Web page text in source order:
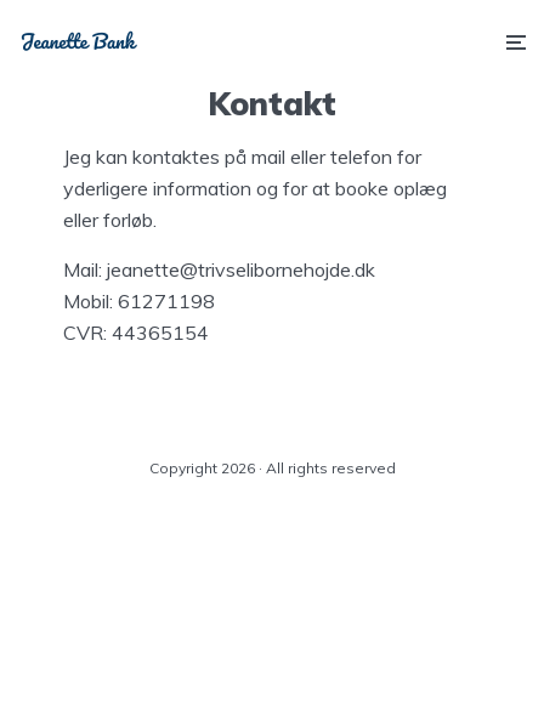
Kontakt
Jeg kan kontaktes på mail eller telefon for
yderligere information og for at booke oplæg
eller forløb.
Mail: jeanette@trivselibornehojde.dk
Mobil: 61271198
CVR: 44365154
Copyright 2026 · All rights reserved